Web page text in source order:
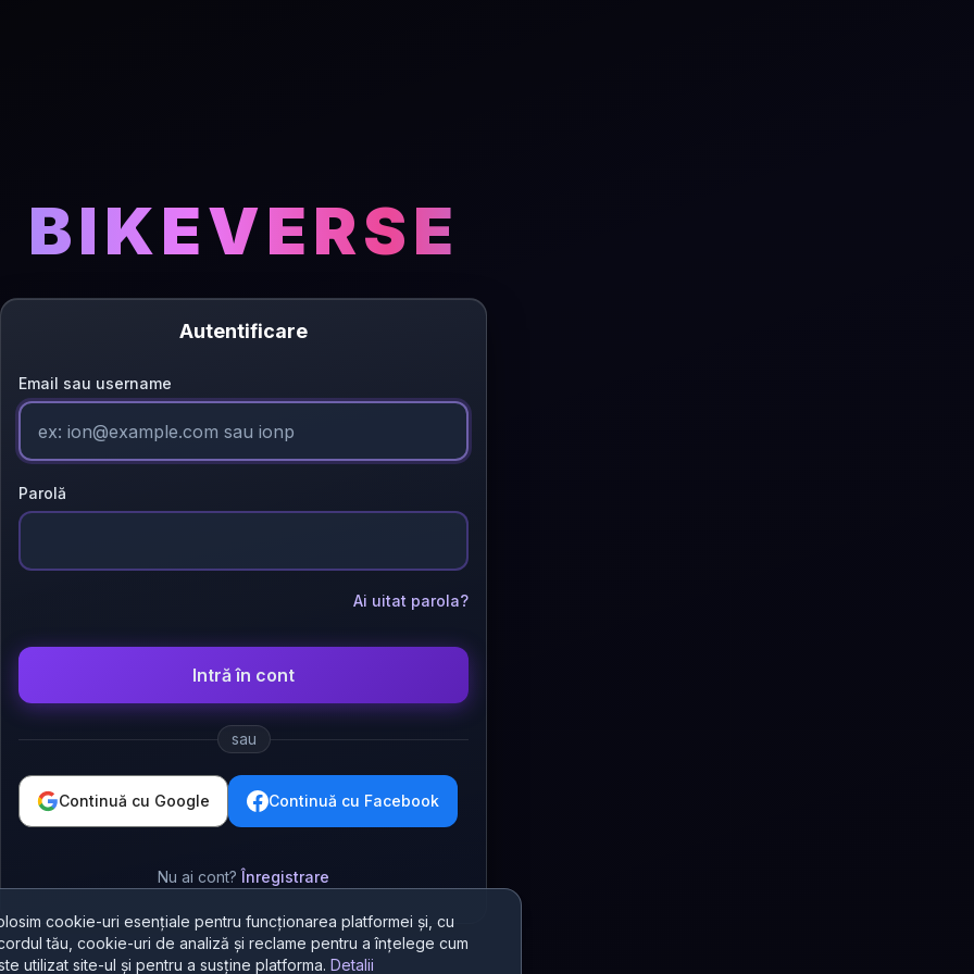
cookie-uri esențiale pentru funcționarea platformei și, cu
tău, cookie-uri de analiză și reclame pentru a înțelege cum
utilizat site-ul și pentru a susține platforma. Detalii
BIKEVERSE
Autentificare
Email sau username
Parolă
Ai uitat parola?
Intră în cont
sau
Continuă cu Google Continuă cu Facebook
Nu ai cont? Înregistrare